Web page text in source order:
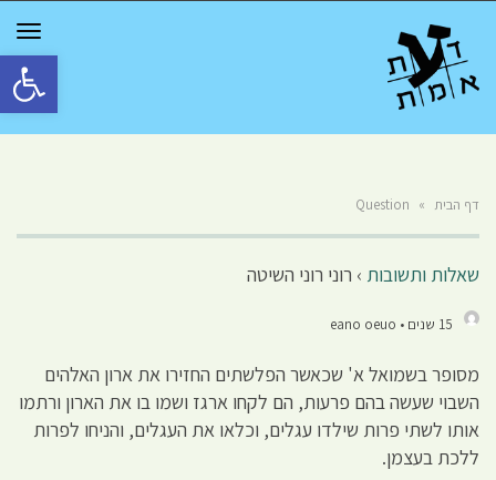
פתח
דף הבית »
Question
שאלות ותשובות › רוני רוני השיטה
15 שנים • eano oeuo
מסופר בשמואל א' שכאשר הפלשתים החזירו את ארון האלהים
השבוי שעשה בהם פרעות, הם לקחו ארגז ושמו בו את הארון ורתמו
אותו לשתי פרות שילדו עגלים, וכלאו את העגלים, והניחו לפרות
ללכת בעצמן.